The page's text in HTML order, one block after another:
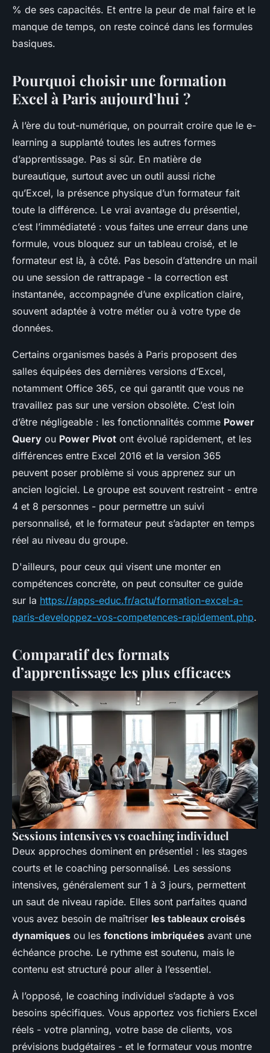
% de ses capacités. Et entre la peur de mal faire et le
manque de temps, on reste coincé dans les formules
basiques.
Pourquoi choisir une formation
Excel à Paris aujourd’hui ?
À l’ère du tout-numérique, on pourrait croire que le e-
learning a supplanté toutes les autres formes
d’apprentissage. Pas si sûr. En matière de
bureautique, surtout avec un outil aussi riche
qu’Excel, la présence physique d’un formateur fait
toute la différence. Le vrai avantage du présentiel,
c’est l’immédiateté : vous faites une erreur dans une
formule, vous bloquez sur un tableau croisé, et le
formateur est là, à côté. Pas besoin d’attendre un mail
ou une session de rattrapage - la correction est
instantanée, accompagnée d’une explication claire,
souvent adaptée à votre métier ou à votre type de
données.
Certains organismes basés à Paris proposent des
salles équipées des dernières versions d’Excel,
notamment Office 365, ce qui garantit que vous ne
travaillez pas sur une version obsolète. C’est loin
d’être négligeable : les fonctionnalités comme Power
Query ou Power Pivot ont évolué rapidement, et les
différences entre Excel 2016 et la version 365
peuvent poser problème si vous apprenez sur un
ancien logiciel. Le groupe est souvent restreint - entre
4 et 8 personnes - pour permettre un suivi
personnalisé, et le formateur peut s’adapter en temps
réel au niveau du groupe.
D'ailleurs, pour ceux qui visent une monter en
compétences concrète, on peut consulter ce guide
sur la https://apps-educ.fr/actu/formation-excel-a-
paris-developpez-vos-competences-rapidement.php.
Comparatif des formats
d’apprentissage les plus efficaces
Sessions intensives vs coaching individuel
Deux approches dominent en présentiel : les stages
courts et le coaching personnalisé. Les sessions
intensives, généralement sur 1 à 3 jours, permettent
un saut de niveau rapide. Elles sont parfaites quand
vous avez besoin de maîtriser les tableaux croisés
dynamiques ou les fonctions imbriquées avant une
échéance proche. Le rythme est soutenu, mais le
contenu est structuré pour aller à l’essentiel.
À l’opposé, le coaching individuel s’adapte à vos
besoins spécifiques. Vous apportez vos fichiers Excel
réels - votre planning, votre base de clients, vos
prévisions budgétaires - et le formateur vous montre